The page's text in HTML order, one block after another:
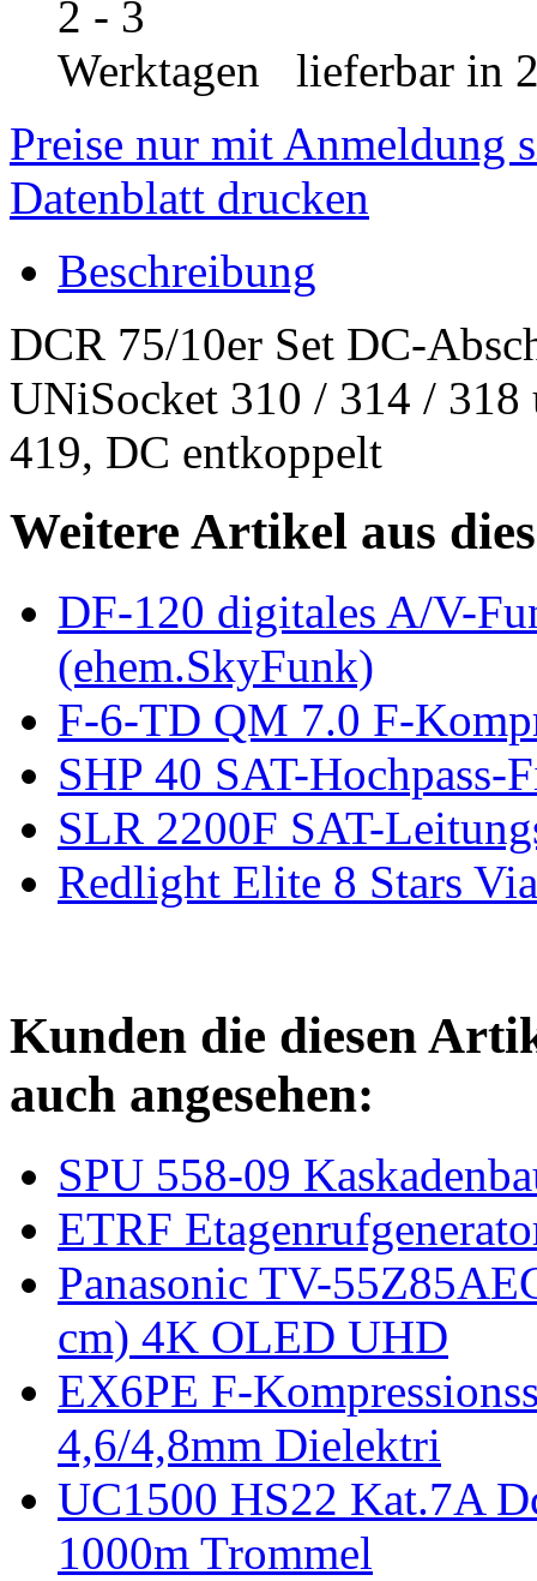
lieferbar in
Preise nur mit Anmeldung
Datenblatt drucken
Beschreibung
DCR 75/10er Set DC-
UNiSocket 310 / 314 /
419, DC entkoppelt
Weitere Artikel aus
DF-120 digitales A/V-
(ehem.SkyFunk)
F-6-TD QM 7.0 F-
SHP 40 SAT-
SLR 2200F SAT-
Redlight Elite 8 Stars
Kunden die diesen
auch angesehen:
SPU 558-09
ETRF
Panasonic TV-
cm) 4K OLED UHD
EX6PE F-
4,6/4,8mm Dielektri
UC1500 HS22 Kat.7A
1000m Trommel